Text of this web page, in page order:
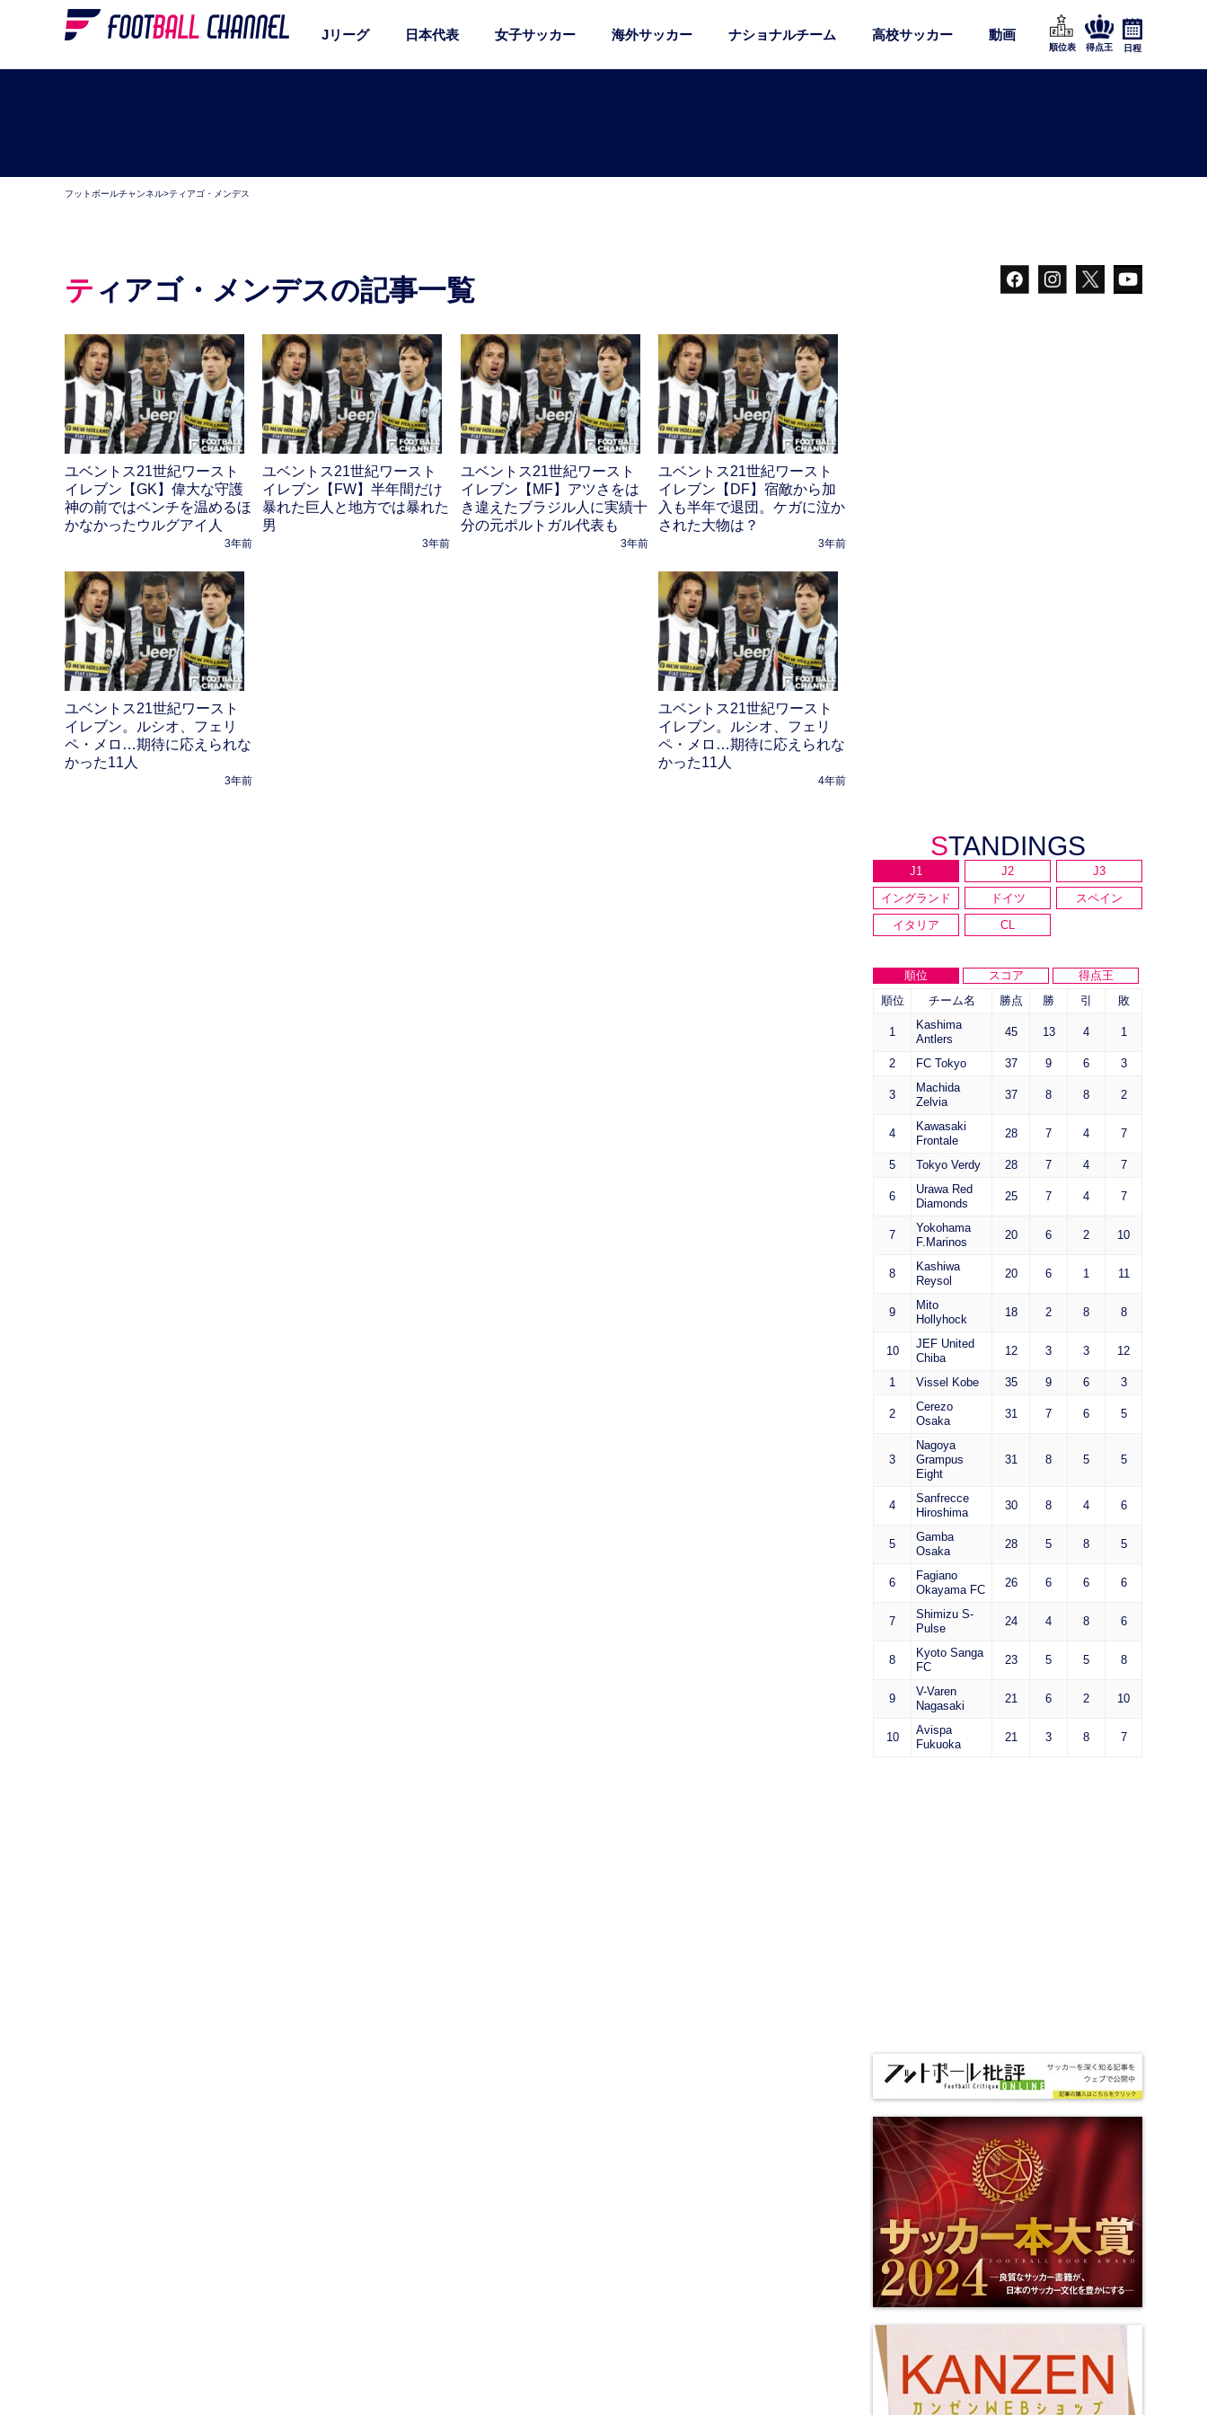
Jリーグ 日本代表 女子サッカー 海外サッカー ナショナルチーム 高校サッカー 動画
順位表 得点王 日程
フットボールチャンネル>ティアゴ・メンデス
ティアゴ・メンデスの記事一覧
ユベントス21世紀ワースト
イレブン【GK】偉大な守護
神の前ではベンチを温めるほ
かなかったウルグアイ人
3年前
ユベントス21世紀ワースト
イレブン【FW】半年間だけ
暴れた巨人と地方では暴れた
男
3年前
ユベントス21世紀ワースト
イレブン【MF】アツさをは
き違えたブラジル人に実績十
分の元ポルトガル代表も
3年前
ユベントス21世紀ワースト
イレブン【DF】宿敵から加
入も半年で退団。ケガに泣か
された大物は？
3年前
ユベントス21世紀ワースト
イレブン。ルシオ、フェリ
ペ・メロ…期待に応えられな
かった11人
3年前
ユベントス21世紀ワースト
イレブン。ルシオ、フェリ
ペ・メロ…期待に応えられな
かった11人
4年前
STANDINGS
J1 J2
J3
イングランド
ドイツ
スペイン
イタリア
CL
順位 スコア
得点王
順位
チーム名 勝点 勝 引 敗
1
Kashima
Antlers
45 13 4 1
2 FC Tokyo 37 9 6 3
3
Machida
Zelvia
37 8 8 2
4
Kawasaki
Frontale
28 7 4 7
5 Tokyo Verdy 28 7 4 7
6
Urawa Red
Diamonds
25 7 4 7
7
Yokohama
F.Marinos
20 6 2 10
8
Kashiwa
Reysol
20 6 1 11
9
Mito
Hollyhock
18 2 8 8
10
JEF United
Chiba
12 3 3 12
1 Vissel Kobe 35 9 6 3
2
Cerezo
Osaka
31 7 6 5
3
Nagoya
Grampus
Eight
31 8 5 5
4
Sanfrecce
Hiroshima
30 8 4 6
5
Gamba
Osaka
28 5 8 5
6
Fagiano
Okayama FC
26 6 6 6
7
Shimizu S-
Pulse
24 4 8 6
8
Kyoto Sanga
FC
23 5 5 8
9
V-Varen
Nagasaki
21 6 2 10
10
Avispa
Fukuoka
21 3 8 7